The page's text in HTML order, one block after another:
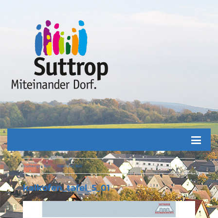
Vorheriges Bild Nächstes Bild
kalkofen_tafel_5_01